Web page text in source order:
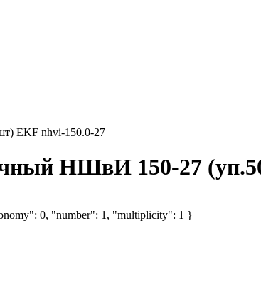
EKF nhvi-150.0-27
НШвИ 150-27
0, "number": 1, "multiplicity": 1 }